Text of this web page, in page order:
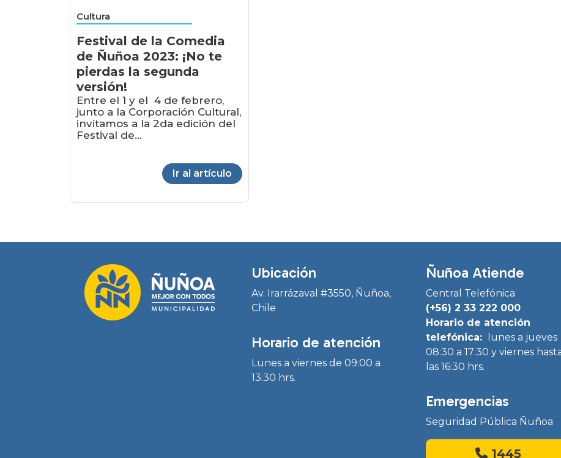
Cultura
Festival de la Comedia
de Ñuñoa 2023: ¡No te
pierdas la segunda
versión!
Entre el 1 y el 4 de febrero,
junto a la Corporación Cultural,
invitamos a la 2da edición del
Festival de...
Ir al artículo
Ubicación
Av. Irarrázaval #3550, Ñuñoa,
Chile
Horario de atención
Lunes a viernes de 09:00 a
13:30 hrs.
Ñuñoa Atiende
Central Telefónica
(+56) 2 33 222 000
Horario de atención
telefónica:
lunes a jueves
08:30 a 17:30 y viernes
las 16:30 hrs.
Emergencias
Seguridad Pública Ñuñoa
1445